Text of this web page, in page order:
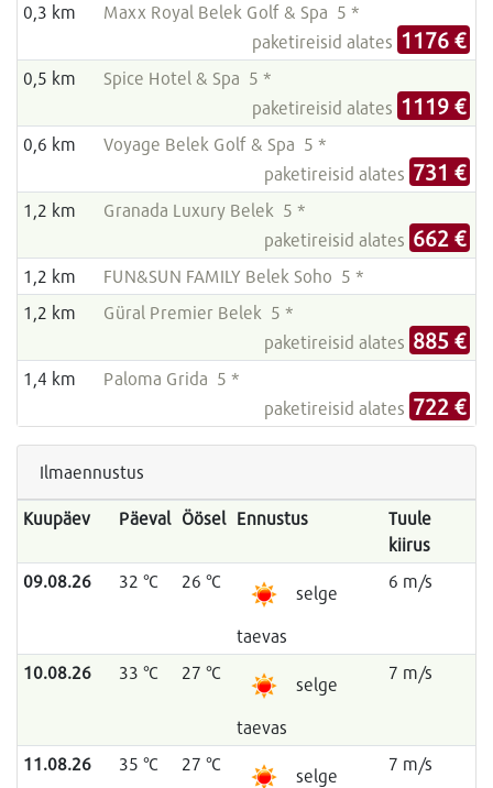
0,3 km
Maxx Royal Belek Golf & Spa 5 *
paketireisid alates 1176 €
0,5 km
Spice Hotel & Spa 5 *
paketireisid alates 1119 €
0,6 km
Voyage Belek Golf & Spa 5 *
paketireisid alates 731 €
1,2 km
Granada Luxury Belek 5 *
paketireisid alates 662 €
1,2 km
FUN&SUN FAMILY Belek Soho 5 *
1,2 km
Güral Premier Belek 5 *
paketireisid alates 885 €
1,4 km
Paloma Grida 5 *
paketireisid alates 722 €
Ilmaennustus
Kuupäev Päeval Öösel Ennustus
Tuule
kiirus
09.08.26
32 °C 26 °C
selge
taevas
6 m/s
10.08.26 33 °C 27 °C
selge
taevas
7 m/s
11.08.26 35 °C 27 °C
selge
7 m/s